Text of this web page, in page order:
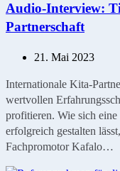
Audio-Interview:
Partnerschaft
21. Mai 2023
Internationale Kita-
wertvollen
profitieren. Wie sich
erfolgreich gestalten
Fachpromotor Kafalo…